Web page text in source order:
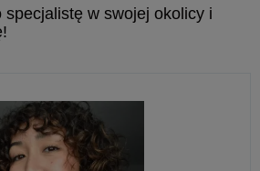
w swojej okolicy i